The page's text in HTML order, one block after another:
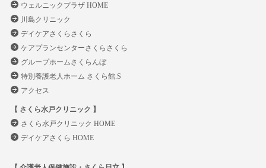
ウェルニックプラザ HOME
川島クリニック
デイケアさくらさくら
ケアプランセンターさくらさくら
グループホームさくらんぼ
特別養護老人ホーム さくら館.S
アクセス
【 さくら水戸クリニック 】
さくら水戸クリニック HOME
デイケアさくら HOME